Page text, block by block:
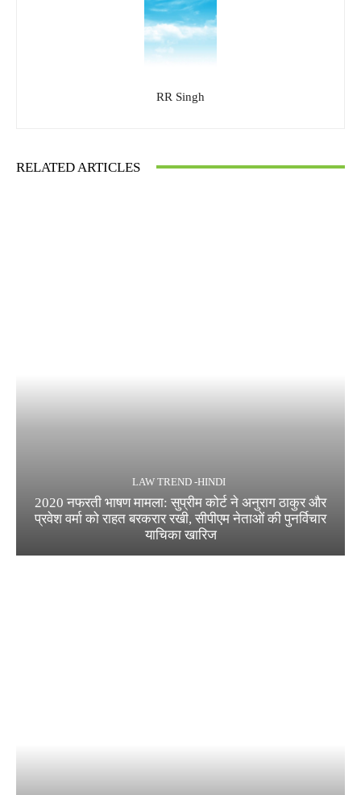
RR Singh
RELATED ARTICLES
LAW TREND -HINDI
2020 नफरती भाषण मामला: सुप्रीम कोर्ट ने अनुराग ठाकुर और
प्रवेश वर्मा को राहत बरकरार रखी, सीपीएम नेताओं की पुनर्विचार
याचिका खारिज